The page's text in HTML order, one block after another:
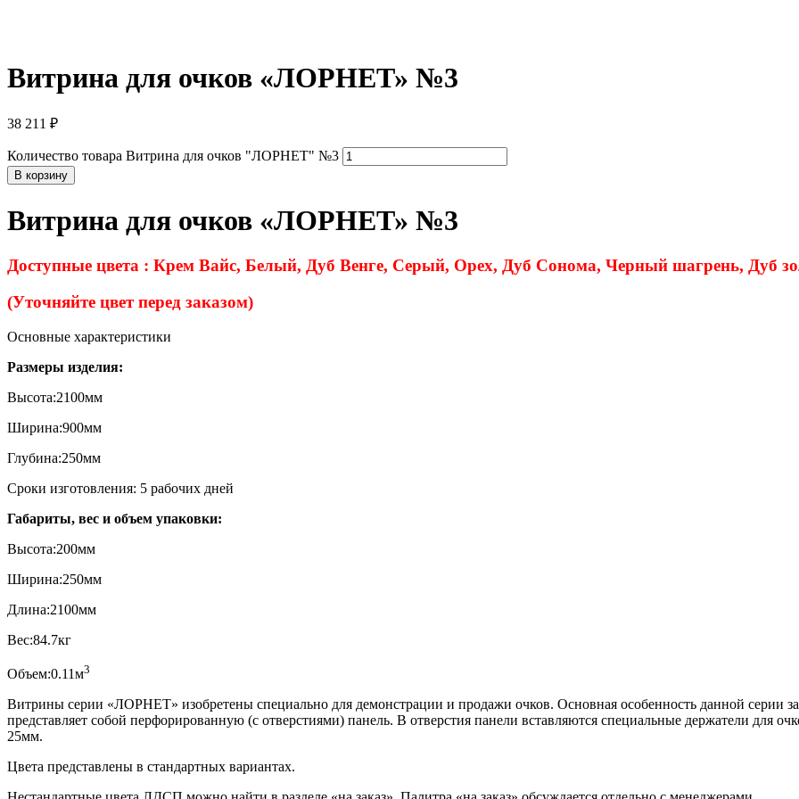
Витрина для очков «ЛОРНЕТ» №3
38 211 ₽
Количество товара Витрина для очков "ЛОРНЕТ" №3
В корзину
Витрина для очков «ЛОРНЕТ» №3
Доступные цвета : Крем Вайс, Белый, Дуб Венге, Серый, Орех, Дуб Сонома, Черный шагрень, Дуб
(Уточняйте цвет перед заказом)
Основные характеристики
Размеры изделия:
Высота:2100мм
Ширина:900мм
Глубина:250мм
Сроки изготовления: 5 рабочих дней
Габариты, вес и объем упаковки:
Высота:200мм
Ширина:250мм
Длина:2100мм
Вес:84.7кг
Объем:0.11м3
Витрины серии «ЛОРНЕТ» изобретены специально для демонстрации и продажи очков. Основная особенность данной серии
представляет собой перфорированную (с отверстиями) панель. В отверстия панели вставляются специальные держатели для
25мм.
Цвета представлены в стандартных вариантах.